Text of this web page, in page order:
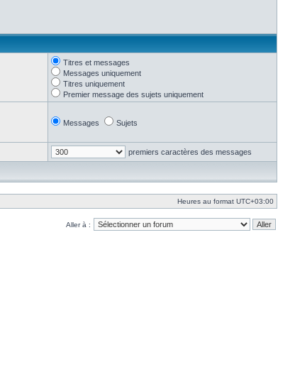
Titres et messages
Messages uniquement
Titres uniquement
Premier message des sujets uniquement
Messages Sujets
premiers caractères des messages
Heures au format UTC+03:00
Aller à :